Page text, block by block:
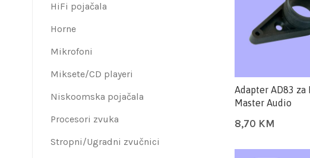
HiFi pojačala
Horne
Mikrofoni
Miksete/CD playeri
Niskoomska pojačala
Procesori zvuka
Stropni/Ugradni zvučnici
Adapter AD83 za
Master Audio
8,70 KM